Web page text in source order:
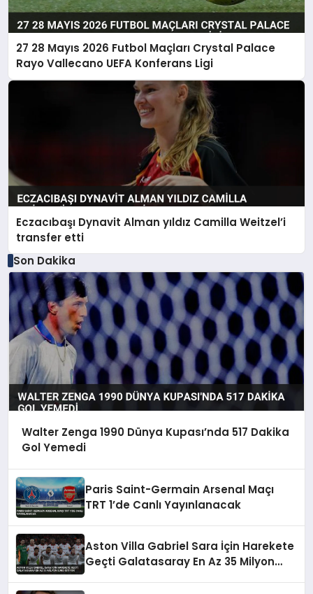
27 28 Mayıs 2026 Futbol Maçları Crystal Palace
Rayo Vallecano UEFA Konferans Ligi
Eczacıbaşı Dynavit Alman yıldız Camilla Weitzel’i
transfer etti
Son Dakika
Walter Zenga 1990 Dünya Kupası’nda 517 Dakika
Gol Yemedi
Paris Saint-Germain Arsenal Maçı
TRT 1’de Canlı Yayınlanacak
Aston Villa Gabriel Sara İçin Harekete
Geçti Galatasaray En Az 35 Milyon